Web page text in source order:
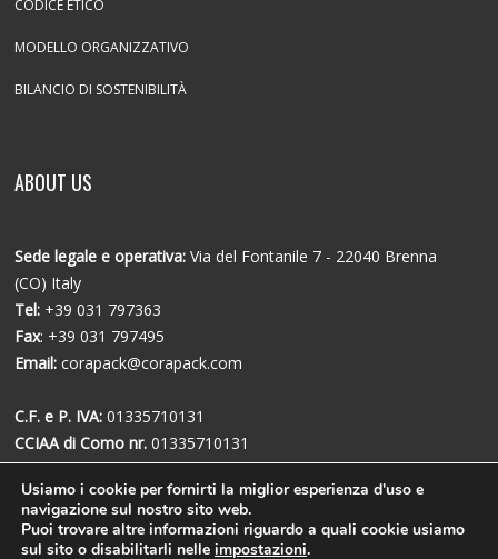
CODICE ETICO
MODELLO ORGANIZZATIVO
BILANCIO DI SOSTENIBILITÀ
ABOUT US
Sede legale e operativa: Via del Fontanile 7 - 22040 Brenna
(CO) Italy
Tel: +39 031 797363
Fax: +39 031 797495
Email: corapack@corapack.com
C.F. e P. IVA:01335710131
CCIAA di Como nr. 01335710131
Cap. Soc.€43.680,00 i.v.
Usiamo i cookie per fornirti la miglior esperienza d'uso e
navigazione sul nostro sito web.
Puoi trovare altre informazioni riguardo a quali cookie usiamo
sul sito o disabilitarli nelle impostazioni.